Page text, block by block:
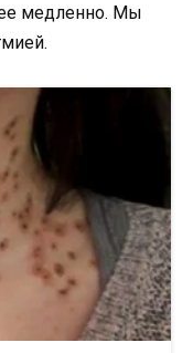
медленно. Мы